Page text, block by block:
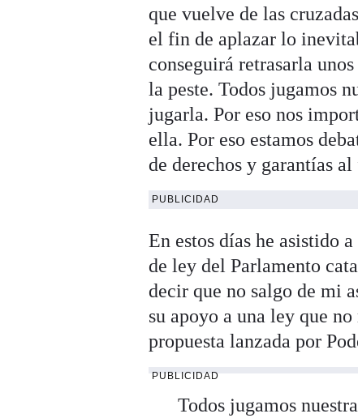
que vuelve de las
el fin de aplazar lo
conseguirá retrasarla
la peste. Todos jugamos
jugarla. Por eso nos
ella. Por eso estamos
de derechos y garantías
PUBLICIDAD
En estos días he asistido
de ley del Parlamento
decir que no salgo de mi
su apoyo a una ley que
propuesta lanzada por
PUBLICIDAD
Todos jugamos